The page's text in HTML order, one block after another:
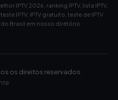
IPTV 2026, ranking IPTV, lista IPTV,
IPTV, IPTV gratuito, teste de IPTV
do Brasil em nosso diretório
os direitos reservados.